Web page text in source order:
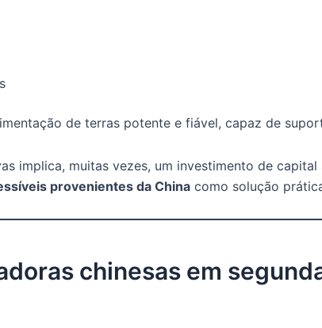
de terras potente e fiável, capaz de
implica, muitas vezes, um investimento de
provenientes da China como solução
chinesas em